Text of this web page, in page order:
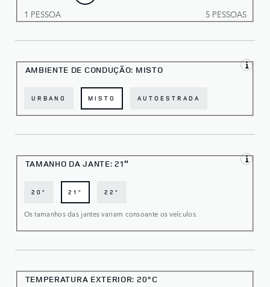
1 PESSOA 5 PESSOAS
AMBIENTE DE CONDUÇÃO: MISTO
URBANO MISTO AUTOESTRADA
TAMANHO DA JANTE: 21″
20″ 21″ 22″
Os tamanhos das jantes variam consoante os veículos.
TEMPERATURA EXTERIOR: 20°C